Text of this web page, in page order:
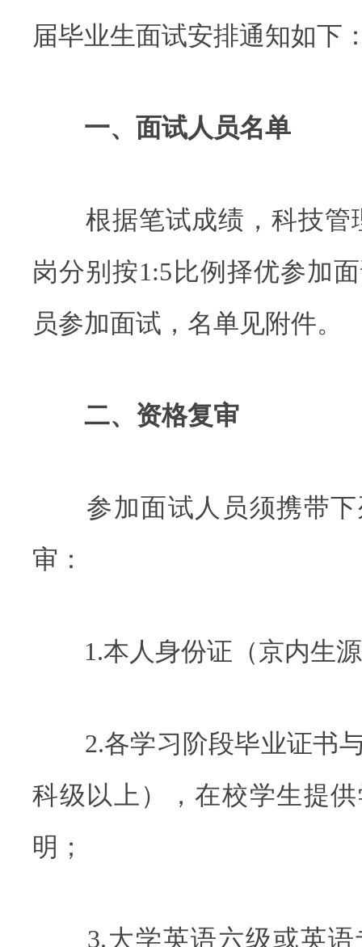
届毕业生面试安排通知如下
一、面试人员名单
根据笔试成绩，科技管
岗分别按1:5比例择优参加
员参加面试，名单见附件。
二、资格复审
参加面试人员须携带下
审：
1.本人身份证（京内生源
2.各学习阶段毕业证书与
科级以上），在校学生提
明；
3.大学英语六级或英语